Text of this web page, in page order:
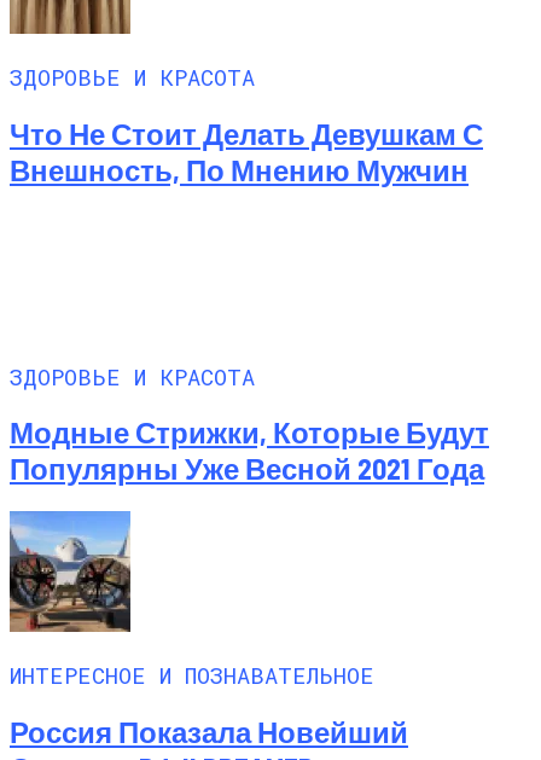
ЗДОРОВЬЕ И КРАСОТА
Что Не Стоит Делать Девушкам С
Внешность, По Мнению Мужчин
ЗДОРОВЬЕ И КРАСОТА
Модные Стрижки, Которые Будут
Популярны Уже Весной 2021 Года
ИНТЕРЕСНОЕ И ПОЗНАВАТЕЛЬНОЕ
Россия Показала Новейший